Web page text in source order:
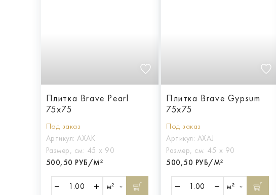
Плитка Brave Pearl
75x75
Под заказ
Артикул: AXAK
Размер, см: 45 х 90
500,50 РУБ/М²
м²
Плитка Brave Gypsum
75x75
Под заказ
Артикул: AXAJ
Размер, см: 45 х 90
500,50 РУБ/М²
м²